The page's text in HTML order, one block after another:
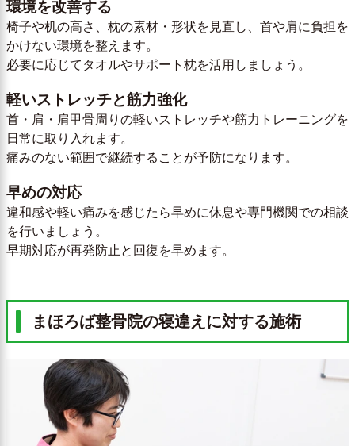
環境を改善する
椅子や机の高さ、枕の素材・形状を見直し、首や肩に負担を
かけない環境を整えます。
必要に応じてタオルやサポート枕を活用しましょう。
軽いストレッチと筋力強化
首・肩・肩甲骨周りの軽いストレッチや筋力トレーニングを
日常に取り入れます。
痛みのない範囲で継続することが予防になります。
早めの対応
違和感や軽い痛みを感じたら早めに休息や専門機関での相談
を行いましょう。
早期対応が再発防止と回復を早めます。
まほろば整骨院の寝違えに対する施術